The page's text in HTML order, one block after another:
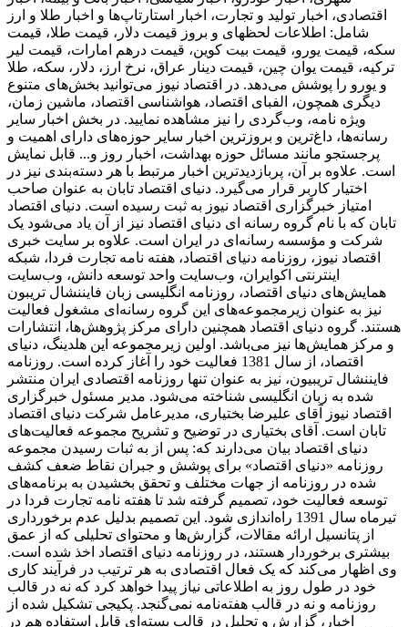
اقتصادی، اخبار تولید و تجارت، اخبار استارتاپ‌ها و اخبار طلا و ارز
شامل: اطلاعات لحظهای و بروز قیمت دلار، قیمت طلا، قیمت
سکه، قیمت یورو، قیمت بیت کوین، قیمت درهم امارات، قیمت لیر
ترکیه، قیمت یوان چین، قیمت دینار عراق، نرخ ارز، دلار، سکه، طلا
و یورو را پوشش می‌دهد. در اقتصاد نیوز می‌توانید بخش‌های متنوع
دیگری همچون، الفبای اقتصاد، هواشناسی اقتصاد، ماشین زمان،
ویژه نامه، وب‌گردی را نیز مشاهده نمایید. در بخش اخبار سایر
رسانه‌ها، داغ‌ترین و بروزترین اخبار سایر حوزه‌های دارای اهمیت و
پرجستجو مانند مسائل حوزه بهداشت، اخبار روز و... قابل نمایش
است. علاوه بر آن، پربازدیدترین اخبار مرتبط با هر دسته‌بندی نیز در
اختیار کاربر قرار می‌گیرد. دنیای اقتصاد تابان به عنوان صاحب
امتیاز خبرگزاری اقتصاد نیوز به ثبت رسیده است. دنیای اقتصاد
تابان که با نام گروه رسانه ای دنیای اقتصاد نیز از آن یاد می‌شود یک
شرکت و مؤسسه رسانه‌ای در ایران است. علاوه بر سایت خبری
اقتصاد نیوز، روزنامه دنیای اقتصاد، هفته ‌نامه تجارت فردا، شبکه
اینترنتی اکوایران، وب‌سایت واحد توسعه دانش، وب‌سایت
همایش‌های دنیای اقتصاد، روزنامه انگلیسی ‌زبان فایننشال تریبون
نیز به عنوان زیرمجموعه‌های این گروه رسانه‌ای مشغول فعالیت
هستند. گروه دنیای اقتصاد همچنین دارای مرکز پژوهش‌ها، انتشارات
و مرکز همایش‌ها نیز می‌باشد. اولین زیرمجموعه این هلدینگ، دنیای
اقتصاد، از سال 1381 فعالیت خود را آغاز کرده است. روزنامه
فایننشال تریبیون، نیز به عنوان تنها روزنامه اقتصادی ایران منتشر
شده به زبان انگلیسی شناخته می‌شود. مدیر مسئول خبرگزاری
اقتصاد نیوز آقای علیرضا بختیاری، مدیرعامل شرکت دنیای اقتصاد
تابان است. آقای بختیاری در توضیح و تشریح مجموعه فعالیت‌های
دنیای اقتصاد بیان می‌دارند که: پس از به ثبات رسیدن مجموعه
روزنامه «دنیای اقتصاد» برای پوشش و جبران نقاط ضعف کشف
شده در روزنامه از جهات مختلف و تحقق بخشیدن به برنامه‌های
توسعه فعالیت خود، تصمیم گرفته شد تا هفته نامه تجارت فردا در
تیرماه سال 1391 راه‌اندازی شود. این تصمیم بدلیل عدم برخورداری
از پتانسیل ارائه مقالات، گزارش‌ها و محتوای تحلیلی که از عمق
بیشتری برخوردار هستند، در روزنامه دنیای اقتصاد اخذ شده است.
وی اظهار می‌کند که یک فعال اقتصادی به هر ترتیب در فرآیند کاری
خود در طول روز به اطلاعاتی نیاز پیدا خواهد کرد که نه در قالب
روزنامه و نه در قالب هفته‌نامه نمی‌گنجد. پکیجی تشکیل شده از
اخبار، گزارش و تحلیل در قالب بسته‌ای قابل استفاده هم در